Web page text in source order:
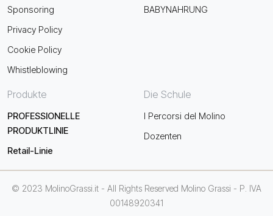
Sponsoring
Privacy Policy
Cookie Policy
Whistleblowing
BABYNAHRUNG
Produkte
PROFESSIONELLE
PRODUKTLINIE
Retail-Linie
Die Schule
I Percorsi del Molino
Dozenten
© 2023 MolinoGrassi.it - All Rights Reserved Molino Grassi - P. IVA
00148920341